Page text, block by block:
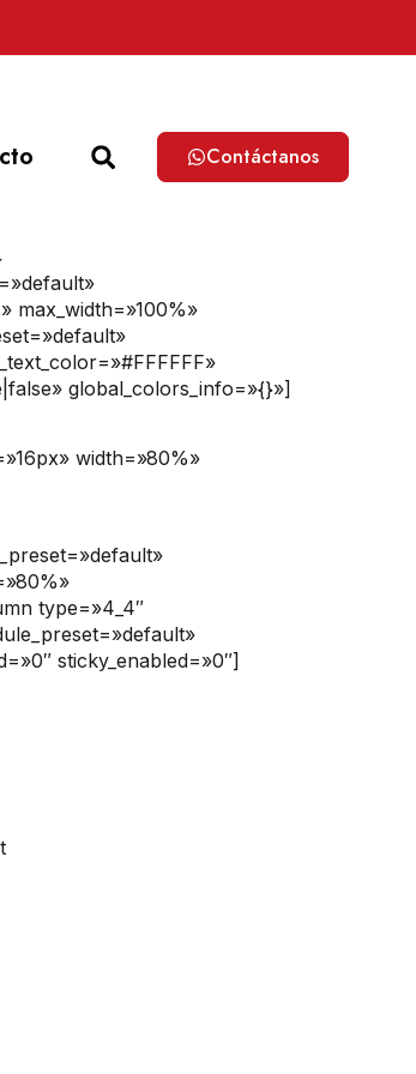
Contáctanos
max_width=»100%»
global_colors_info=»{}»]
width=»80%»
type=»4_4″
sticky_enabled=»0″]